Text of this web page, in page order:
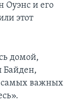
Оуэнс и его
этот
домой,
Байден,
самых важных